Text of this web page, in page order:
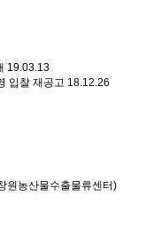
19.03.13
입찰 재공고 18.12.26
원농산물수출물류센터)